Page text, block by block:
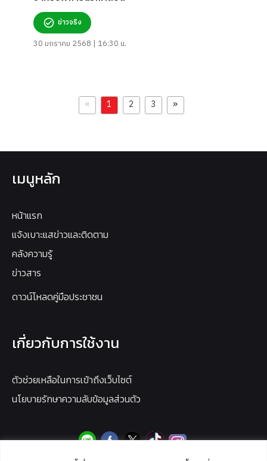
ข่าวจริง
30 มกราคม 2568 | 16:30 น.
« 1 2 3 »
เมนูหลัก
หน้าแรก
แจ้งเบาะแสข่าวและติดตาม
คลังความรู้
ข่าวสาร
ดาวน์โหลดคู่มือประชาชน
เกี่ยวกับการใช้งาน
ตัวช่วยเหลือในการเข้าถึงเว็บไซต์
นโยบายรักษาความลับข้อมูลส่วนตัว